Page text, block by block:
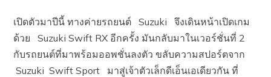
เปิดตัวมาปีนี้ ทางค่ายรถยนต์ Suzuki จึงเดินหน้าเปิดเกม
ด้วย Suzuki Swift RX อีกครั้ง มันกลับมาในเวอร์ชั่นที่ 2
กับรถยนต์ที่มาพร้อมออพชั่นลงตัว ขลับความสปอร์ตจาก
Suzuki Swift Sport มาสู่เจ้าตัวเล็กดีเอ็นเอเดียวกัน ที่